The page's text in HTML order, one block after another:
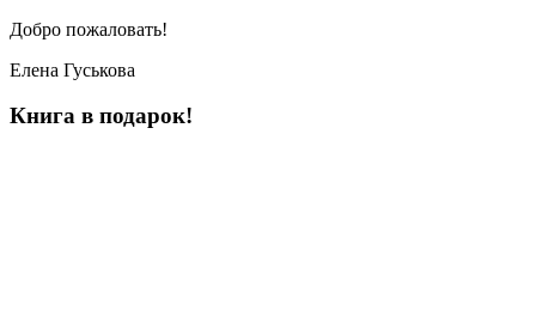
Добро пожаловать!
Елена Гуськова
Книга в подарок!